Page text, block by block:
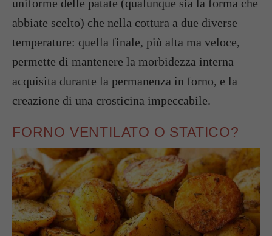
uniforme delle patate (qualunque sia la forma che
abbiate scelto) che nella cottura a due diverse
temperature: quella finale, più alta ma veloce,
permette di mantenere la morbidezza interna
acquisita durante la permanenza in forno, e la
creazione di una crosticina impeccabile.
FORNO VENTILATO O STATICO?